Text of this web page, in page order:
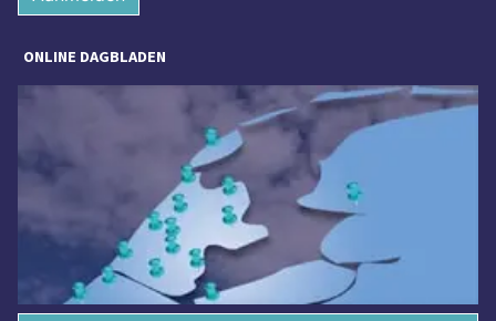
ONLINE DAGBLADEN